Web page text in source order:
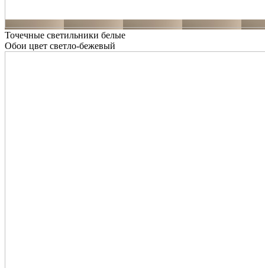
Точечные светильники белые
Обои цвет светло-бежевый